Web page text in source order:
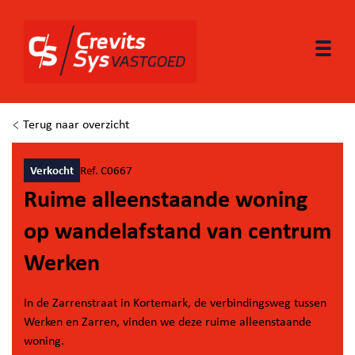
Terug naar overzicht
Verkocht Ref. C0667
Ruime alleenstaande woning
op wandelafstand van centrum
Werken
In de Zarrenstraat in Kortemark, de verbindingsweg tussen
Werken en Zarren, vinden we deze ruime alleenstaande
woning.